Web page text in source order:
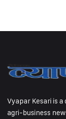
Vyapar Kesari is
agri-business